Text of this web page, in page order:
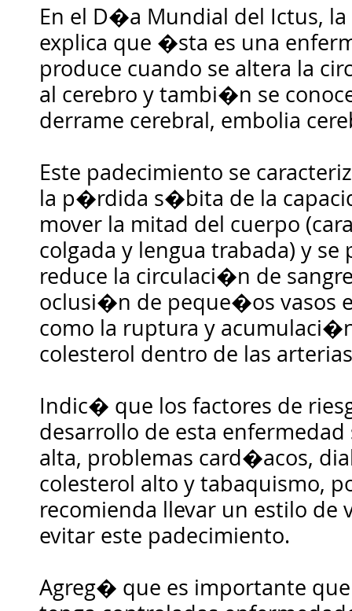
En el D�a Mundial del Ictus,
explica que �sta es una
produce cuando se altera la
al cerebro y tambi�n se
derrame cerebral, embolia
Este padecimiento se
la p�rdida s�bita de la
mover la mitad del cuerpo
colgada y lengua trabada) y se
reduce la circulaci�n de
oclusi�n de peque�os vasos
como la ruptura y
colesterol dentro de las
Indic� que los factores de
desarrollo de esta
alta, problemas card�acos,
colesterol alto y tabaquismo,
recomienda llevar un estilo de
evitar este padecimiento.
Agreg� que es importante